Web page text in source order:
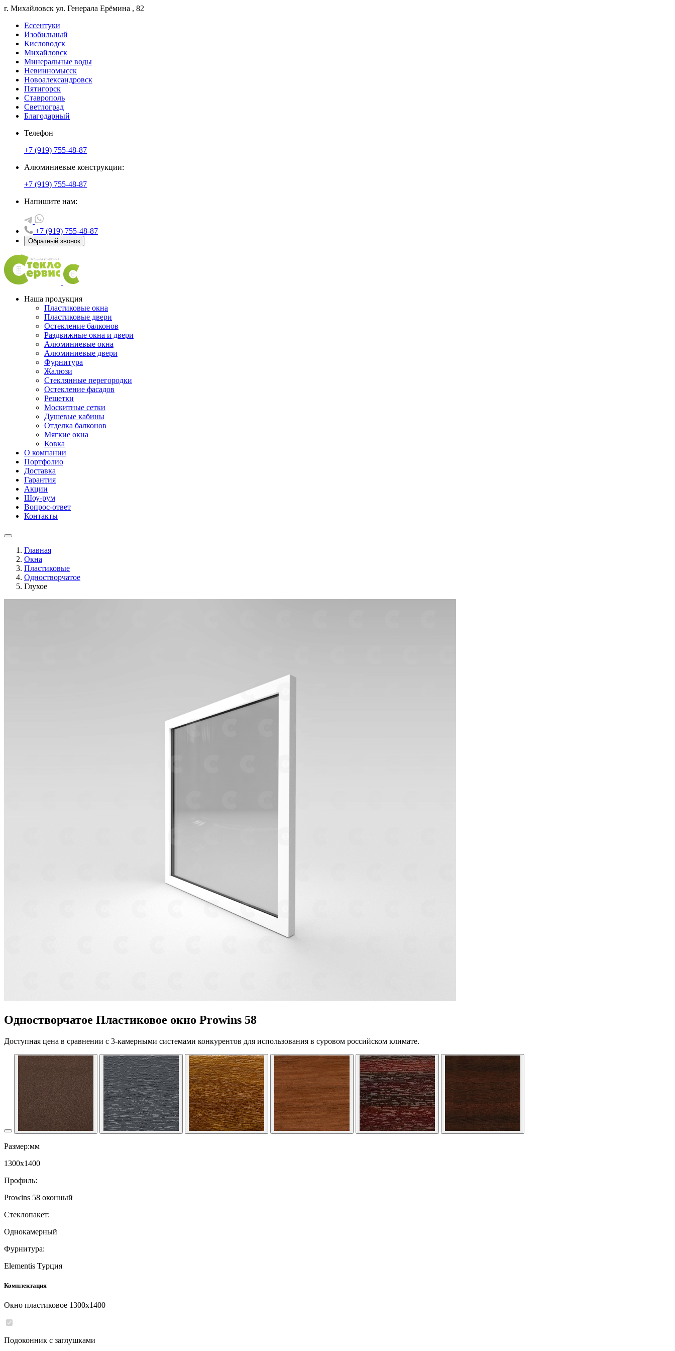
г. Михайловск ул. Генерала Ерёмина , 82
Ессентуки
Изобильный
Кисловодск
Михайловск
Минеральные воды
Невинномысск
Новоалександровск
Пятигорск
Ставрополь
Светлоград
Благодарный
Телефон
+7 (919) 755-48-87
Алюминиевые конструкции:
+7 (919) 755-48-87
Напишите нам:
+7 (919) 755-48-87
Обратный звонок
Наша продукция
Пластиковые окна
Пластиковые двери
Остекление балконов
Раздвижные окна и двери
Алюминиевые окна
Алюминиевые двери
Фурнитура
Жалюзи
Стеклянные перегородки
Остекление фасадов
Решетки
Москитные сетки
Душевые кабины
Отделка балконов
Мягкие окна
Ковка
О компании
Портфолио
Доставка
Гарантия
Акции
Шоу-рум
Вопрос-ответ
Контакты
Главная
Окна
Пластиковые
Одностворчатое
Глухое
Одностворчатое Пластиковое окно Prowins 58
Доступная цена в сравнении с 3-камерными системами конкурентов для использования в суровом российском климате.
Размер:мм
1300x1400
Профиль:
Prowins 58 оконный
Стеклопакет:
Однокамерный
Фурнитура:
Elementis Турция
Комплектация
Окно пластиковое 1300x1400
Подоконник с заглушками